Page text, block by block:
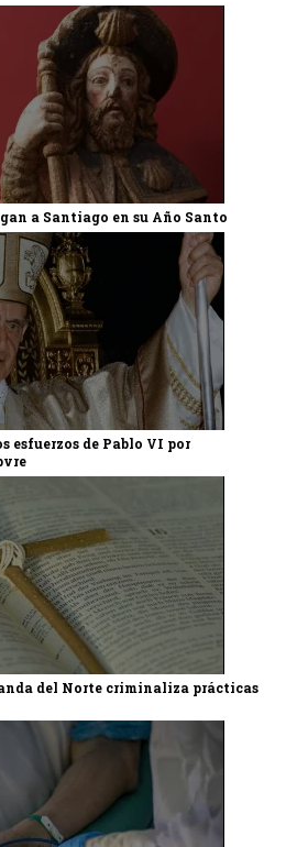
a Santiago en su Año Santo
esfuerzos de Pablo VI por
del Norte criminaliza prácticas